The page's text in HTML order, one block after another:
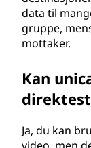
data til
gruppe,
mottaker.
Kan
Ja, du kan